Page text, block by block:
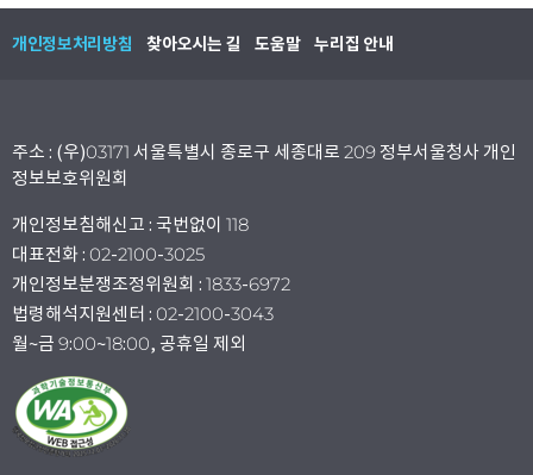
개인정보처리방침 찾아오시는 길 도움말 누리집 안내
주소 : (우)03171 서울특별시 종로구 세종대로 209 정부서울청사 개인
정보보호위원회
개인정보침해신고 : 국번없이 118
대표전화 : 02-2100-3025
개인정보분쟁조정위원회 : 1833-6972
법령해석지원센터 : 02-2100-3043
월~금 9:00~18:00, 공휴일 제외